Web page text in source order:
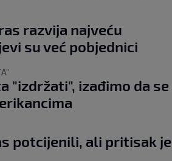
razvija najveću
su već pobjednici
"izdržati", izađimo da se
potcijenili, ali pritisak je